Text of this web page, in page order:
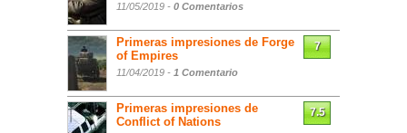
11/05/2019 - 0 Comentarios
Primeras impresiones de Forge
of Empires
11/04/2019 - 1 Comentario
7
Primeras impresiones de
Conflict of Nations
7.5